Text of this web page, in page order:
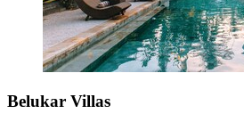
Belukar Villas